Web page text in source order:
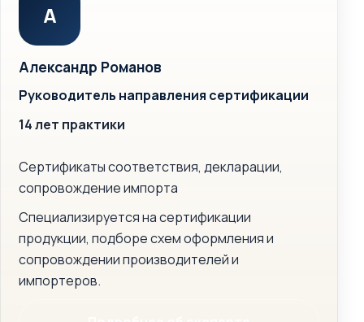
А
Александр Романов
Руководитель направления сертификации
14 лет практики
Сертификаты соответствия, декларации,
сопровождение импорта
Специализируется на сертификации
продукции, подборе схем оформления и
сопровождении производителей и
импортеров.